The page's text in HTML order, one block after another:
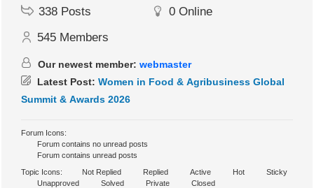
338 Posts 0 Online
545 Members
Our newest member:webmaster
Latest Post:Women in Food & Agribusiness Global
Summit & Awards 2026
Forum Icons:
Forum contains no unread posts
Forum contains unread posts
Topic Icons:
Not Replied Replied Active Hot
Sticky
Unapproved
Solved Private Closed